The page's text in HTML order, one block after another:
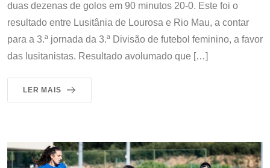
duas dezenas de golos em 90 minutos 20-0. Este foi o
resultado entre Lusitânia de Lourosa e Rio Mau, a contar
para a 3.ª jornada da 3.ª Divisão de futebol feminino, a favor
das lusitanistas. Resultado avolumado que […]
LER MAIS